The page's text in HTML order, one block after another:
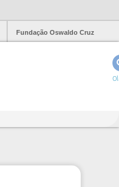
Fundação Oswaldo Cruz